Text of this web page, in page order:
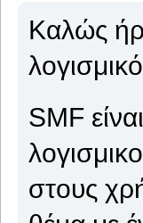
Καλώς
SMF
στους